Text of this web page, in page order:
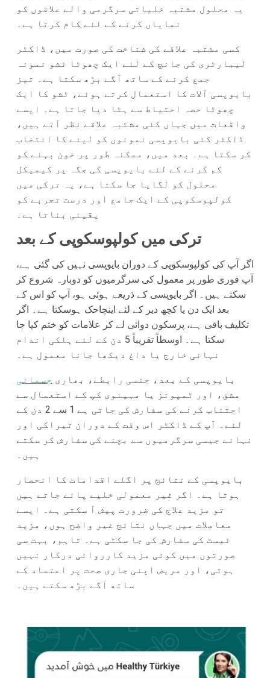
یہ محلول مشتبہ خلیاتی سرگرمی والے علاقوں کو
نمایاں کرنے کے لئے کام کرتا ہے۔
کسی مشتبہ علاقے کی شناخت کی صورت میں، ڈاکٹر
لیبارٹری کی جانچ کے لئے ایک چھوٹا ٹشو نمونہ
جمع کرنے کے ساتھ آگے بڑھ سکتا ہے۔ تیز
بایوپسی آلات کا استعمال کرتے ہوئے، ٹشو کا ایک
چھوٹا حصہ احتیاط سے ہٹا دیا جاتا ہے۔ ایسے
واقعات میں جہاں کئی مشتبہ علاقے نظر آتے ہیں،
ڈاکٹر کئی بایوپسی نمونوں کو لینے کا انتخاب
کر سکتا ہے۔ بعد میں، ممکنہ طور پر خون بہنے کو
کم کرنے کے لئے بایوپسی کی جگہ پر کیمیکل
محلول کو لگایا جا سکتا ہے، یہ ترکی میں
کولپوسکوپی کے ایک جامع اور درست تجربے کو
یقینی بناتا ہے۔
ترکی میں کولپوسکوپی کے بعد
اگر آپ کی کولپوسکوپی کے دوران بایوپسی نہیں کی گئی ہے،
آپ فوری طور پر معمول کی سرگرمیوں کو دوبارہ شروع کر
سکتے ہیں۔ اگر بایوپسی کے ذریعے ہوئی ہو، آپ کو اس کے
بعد ایک دن یا کچھ دیر کے لئے اینچاحک ہوسکتا ہے۔ اگر
تکلیف باقی ہے، پرسکون دوائی لے کر علامات کو ختم کیا جا
سکتا ہے۔ اوسطاً تقریباً 5 دن کے لئے ہلکی اندام
نہانی خارج یا داغ دیکھا جانا معمول ہے۔
بایوپسی کے بعد، جنسی رابطے، بھاری جسمانی
مشق، اور ٹمپونز یا مہینوی کپ کے استعمال سے
اجتناب کرنے کی سفارش کی جاتی ہے 1 سے 2 دن کے
لئے۔ آپ کے ڈاکٹر اس وقت کے دوران تیراکی اور
نہانے جیسی سرگرمیوں سے بچنے کی سفارش کر سکتے
ہیں۔
بایوپسی کے نتائج پر اگلے اقدامات کا انحصار
ہوتا ہے۔ اگر غیر معمولی خلیے پائے جاتے ہیں
تو مزید علاج کی ضرورت پیش آ سکتی ہے۔ ایسے
معاملات میں جہاں نتائج غیر واضح ہوں، مزید
ٹیسٹ کی سفارش کی جا سکتی ہے۔ تاہم، بہت سی
صورتوں میں کوئی مزید کارروائی درکار نہیں
ہوتی، اور مریض اپنی جاری صحت پر اعتماد کے
ساتھ آگے بڑھ سکتے ہیں۔